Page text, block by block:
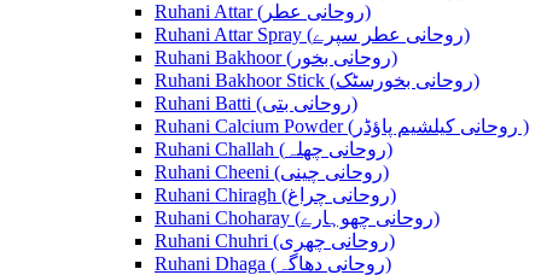
Ruhani Attar (روحانی عطر)
Ruhani Attar Spray (روحانی عطر سپرے)
Ruhani Bakhoor (روحانی بخور)
Ruhani Bakhoor Stick (روحانی بخورسٹک)
Ruhani Batti (روحانی بتی)
Ruhani Calcium Powder (روحانی کیلشیم پاؤڈر )
Ruhani Challah (روحانی چھلہ)
Ruhani Cheeni (روحانی چینی)
Ruhani Chiragh (روحانی چراغ)
Ruhani Choharay (روحانی چھوہارے)
Ruhani Chuhri (روحانی چھری)
Ruhani Dhaga (روحانی دھاگہ)